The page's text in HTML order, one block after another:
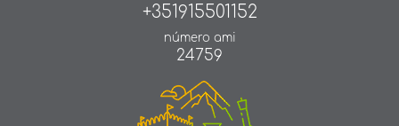
+351915501152
número ami
24759